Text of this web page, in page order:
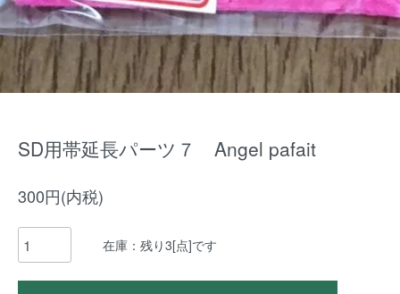
SD用帯延長パーツ７ Angel pafait
300円(内税)
在庫：残り3[点]です